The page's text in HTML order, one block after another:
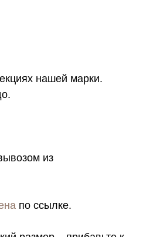
нашей марки.
из
по ссылке.